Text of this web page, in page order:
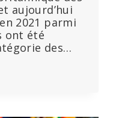
aujourd’hui
2021 parmi
ont été
des…